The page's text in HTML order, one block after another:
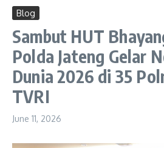
Blog
Sambut HUT
Polda Jateng Gelar
Dunia 2026 di 35
TVRI
June 11, 2026